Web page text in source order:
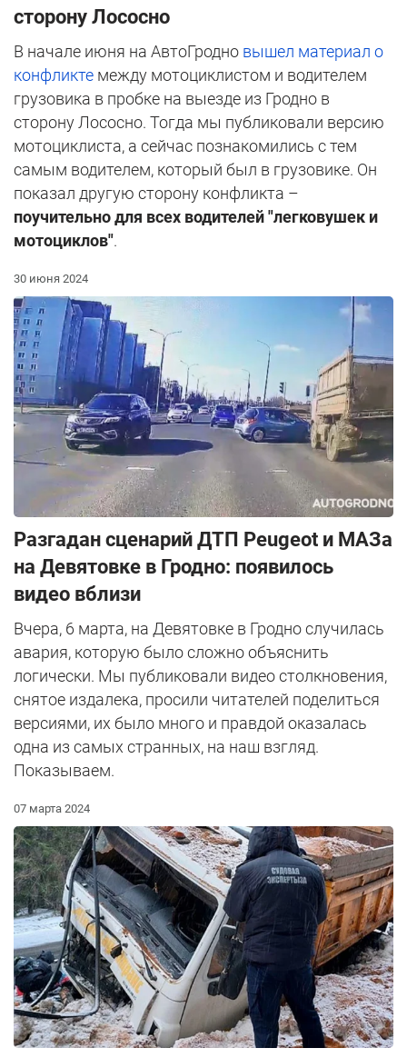
сторону Лососно
В начале июня на АвтоГродно вышел материал о
конфликте между мотоциклистом и водителем
грузовика в пробке на выезде из Гродно в
сторону Лососно. Тогда мы публиковали версию
мотоциклиста, а сейчас познакомились с тем
самым водителем, который был в грузовике. Он
показал другую сторону конфликта –
поучительно для всех водителей "легковушек и
мотоциклов".
30 июня 2024
Разгадан сценарий ДТП Peugeot и МАЗа
на Девятовке в Гродно: появилось
видео вблизи
Вчера, 6 марта, на Девятовке в Гродно случилась
авария, которую было сложно объяснить
логически. Мы публиковали видео столкновения,
снятое издалека, просили читателей поделиться
версиями, их было много и правдой оказалась
одна из самых странных, на наш взгляд.
Показываем.
07 марта 2024